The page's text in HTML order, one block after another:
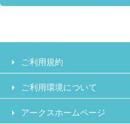
ご利用規約
ご利用環境について
アークスホームページ